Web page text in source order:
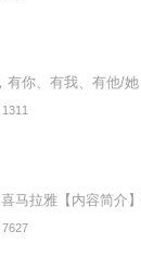
有你、有我、有他/她
1311
7627